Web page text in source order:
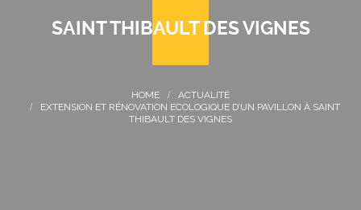
SAINT THIBAULT DES VIGNES
ACTUALITÉ
EXTENSION ET RÉNOVATION ECOLOGIQUE D’UN PAVILLON À SAINT
THIBAULT DES VIGNES